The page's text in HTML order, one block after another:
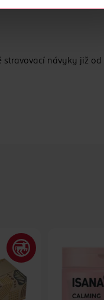
stravovací návyky již od